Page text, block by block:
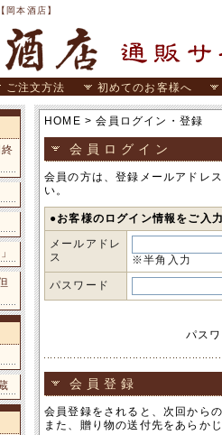
岡本酒店】
ご注文方法 初めてのお客様へ
HOME > 会員ログイン・登録
会員ログイン
会員の方は、登録メールアドレ
い。
●お客様のログイン情報をご入
メールアドレ
ス
※半角入力
パスワード
パス
会員登録
会員登録をされると、次回から
また、贈り物の送付先をあらか